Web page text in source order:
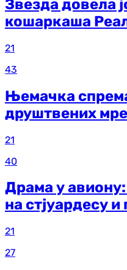
Звезда довела
кошаркаша
21
43
Њемачка
друштвених
21
40
Драма у
на стјуардесу и
21
27